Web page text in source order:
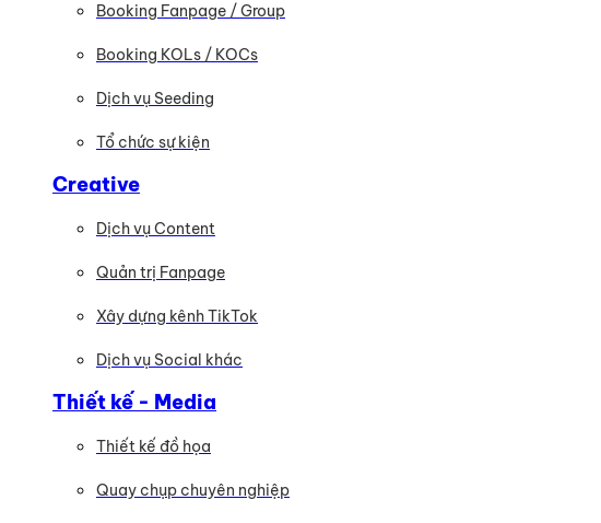
Booking Fanpage / Group
Booking KOLs / KOCs
Dịch vụ Seeding
Tổ chức sự kiện
Creative
Dịch vụ Content
Quản trị Fanpage
Xây dựng kênh TikTok
Dịch vụ Social khác
Thiết kế - Media
Thiết kế đồ họa
Quay chụp chuyên nghiệp